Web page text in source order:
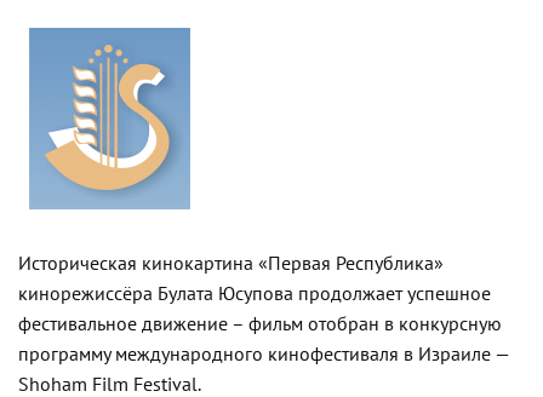
Историческая кинокартина «Первая Республика»
кинорежиссёра Булата Юсупова продолжает успешное
фестивальное движение – фильм отобран в конкурсную
программу международного кинофестиваля в Израиле —
Shoham Film Festival.